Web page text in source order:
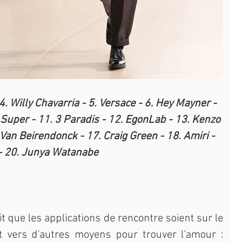
Willy Chavarria - 5. Versace - 6. Hey Mayner -
- 11. 3 Paradis - 12. EgonLab - 13. Kenzo
Beirendonck - 17. Craig Green - 18. Amiri -
20. Junya Watanabe
que les applications de rencontre soient sur le
d'autres moyens pour trouver l'amour :